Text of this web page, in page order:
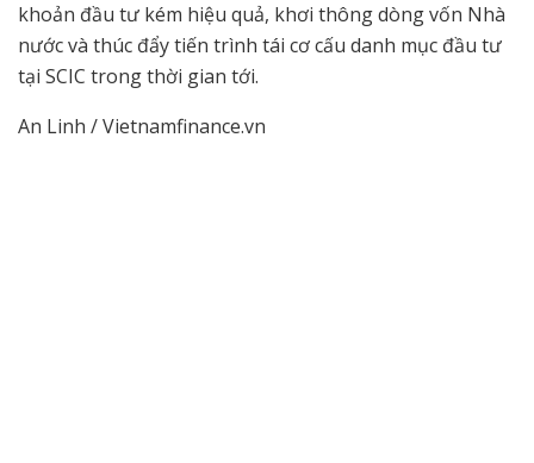
khoản đầu tư kém hiệu quả, khơi thông dòng vốn Nhà
nước và thúc đẩy tiến trình tái cơ cấu danh mục đầu tư
tại SCIC trong thời gian tới.
An Linh / Vietnamfinance.vn